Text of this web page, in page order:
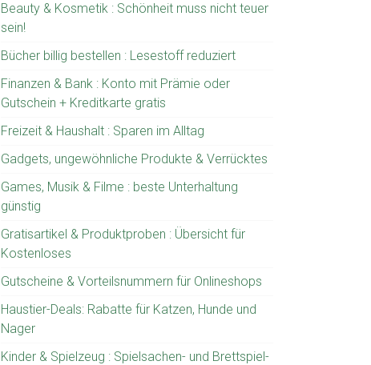
Beauty & Kosmetik : Schönheit muss nicht teuer
sein!
Bücher billig bestellen : Lesestoff reduziert
Finanzen & Bank : Konto mit Prämie oder
Gutschein + Kreditkarte gratis
Freizeit & Haushalt : Sparen im Alltag
Gadgets, ungewöhnliche Produkte & Verrücktes
Games, Musik & Filme : beste Unterhaltung
günstig
Gratisartikel & Produktproben : Übersicht für
Kostenloses
Gutscheine & Vorteilsnummern für Onlineshops
Haustier-Deals: Rabatte für Katzen, Hunde und
Nager
Kinder & Spielzeug : Spielsachen- und Brettspiel-